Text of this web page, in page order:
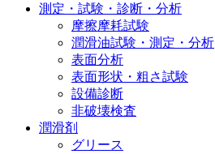
測定・試験・診断・分析
摩擦摩耗試験
潤滑油試験・測定・分析
表面分析
表面形状・粗さ試験
設備診断
非破壊検査
潤滑剤
グリース